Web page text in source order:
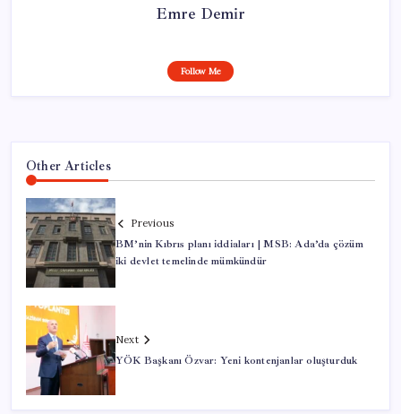
Emre Demir
Follow Me
Other Articles
Previous
BM’nin Kıbrıs planı iddiaları | MSB: Ada’da çözüm
iki devlet temelinde mümkündür
Next
YÖK Başkanı Özvar: Yeni kontenjanlar oluşturduk